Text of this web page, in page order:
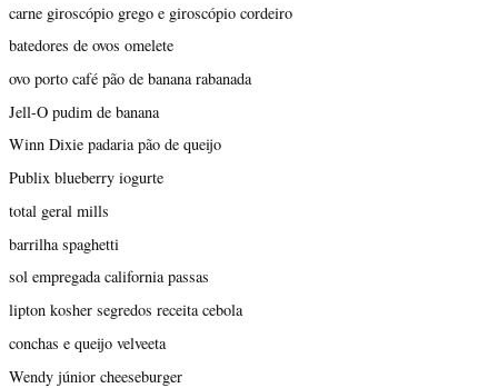
carne giroscópio grego e giroscópio cordeiro
batedores de ovos omelete
ovo porto café pão de banana rabanada
Jell-O pudim de banana
Winn Dixie padaria pão de queijo
Publix blueberry iogurte
total geral mills
barrilha spaghetti
sol empregada california passas
lipton kosher segredos receita cebola
conchas e queijo velveeta
Wendy júnior cheeseburger